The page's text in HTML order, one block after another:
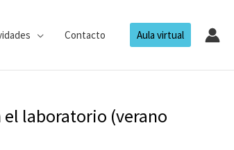
Contacto Aula virtual
el laboratorio (verano